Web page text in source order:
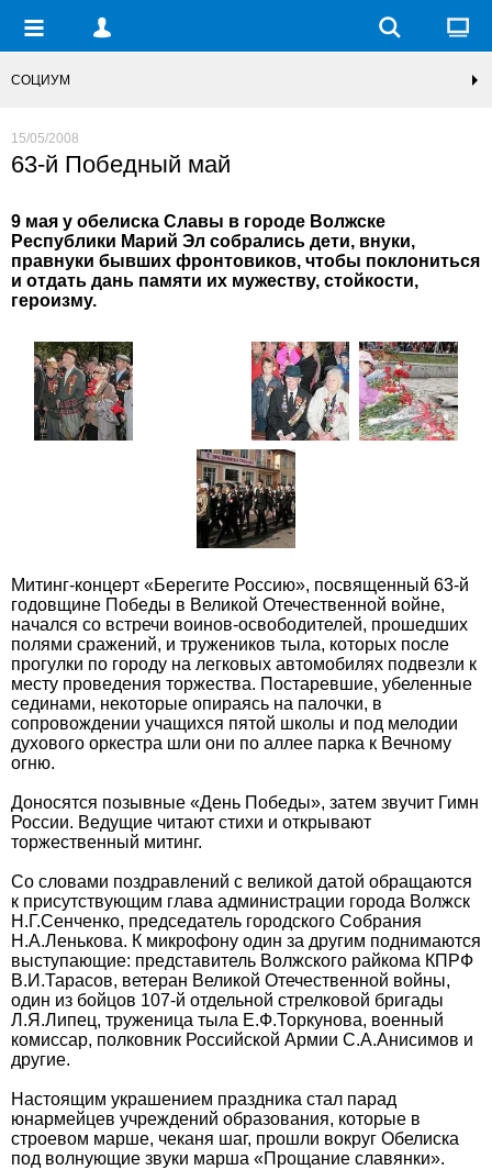
СОЦИУМ
15/05/2008
63-й Победный май
9 мая у обелиска Славы в городе Волжске
Республики Марий Эл собрались дети, внуки,
правнуки бывших фронтовиков, чтобы поклониться
и отдать дань памяти их мужеству, стойкости,
героизму.
Митинг-концерт «Берегите Россию», посвященный 63-й
годовщине Победы в Великой Отечественной войне,
начался со встречи воинов-освободителей, прошедших
полями сражений, и тружеников тыла, которых после
прогулки по городу на легковых автомобилях подвезли к
месту проведения торжества. Постаревшие, убеленные
сединами, некоторые опираясь на палочки, в
сопровождении учащихся пятой школы и под мелодии
духового оркестра шли они по аллее парка к Вечному
огню.
Доносятся позывные «День Победы», затем звучит Гимн
России. Ведущие читают стихи и открывают
торжественный митинг.
Со словами поздравлений с великой датой обращаются
к присутствующим глава администрации города Волжск
Н.Г.Сенченко, председатель городского Собрания
Н.А.Ленькова. К микрофону один за другим поднимаются
выступающие: представитель Волжского райкома КПРФ
В.И.Тарасов, ветеран Великой Отечественной войны,
один из бойцов 107-й отдельной стрелковой бригады
Л.Я.Липец, труженица тыла Е.Ф.Торкунова, военный
комиссар, полковник Российской Армии С.А.Анисимов и
другие.
Настоящим украшением праздника стал парад
юнармейцев учреждений образования, которые в
строевом марше, чеканя шаг, прошли вокруг Обелиска
под волнующие звуки марша «Прощание славянки».